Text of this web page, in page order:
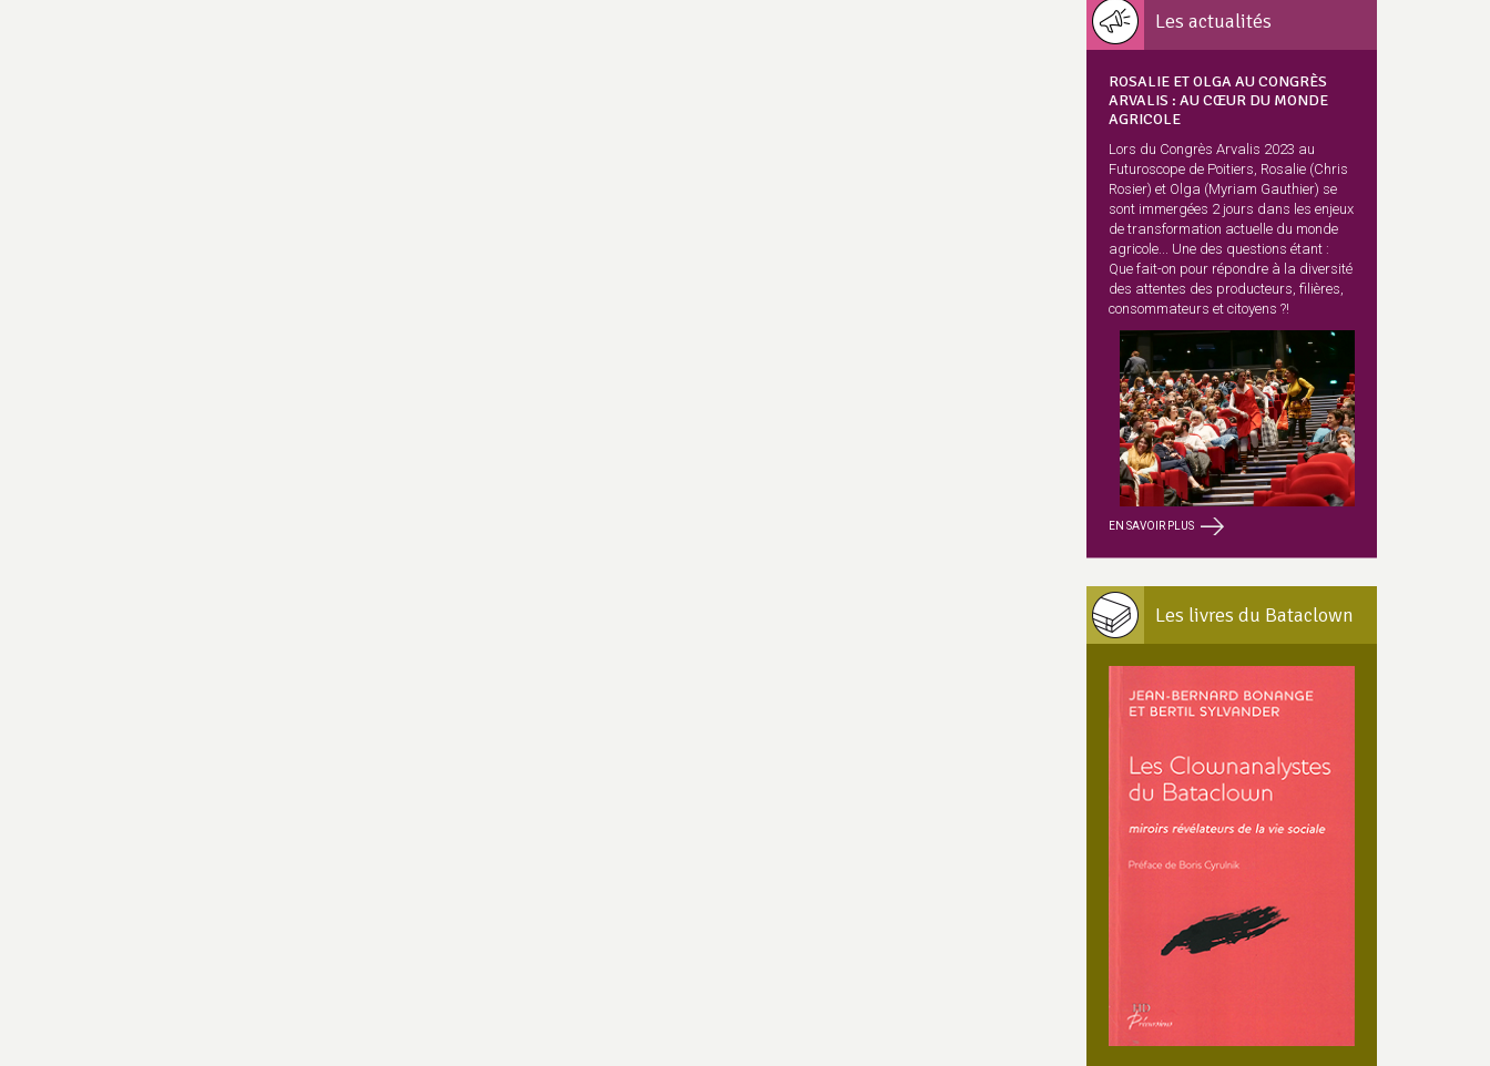
Les actualités
ROSALIE ET OLGA AU CONGRÈS
ARVALIS : AU CŒUR DU MONDE
AGRICOLE
Lors du Congrès Arvalis 2023 au
Futuroscope de Poitiers, Rosalie (Chris
Rosier) et Olga (Myriam Gauthier) se
sont immergées 2 jours dans les enjeux
de transformation actuelle du monde
agricole... Une des questions étant :
Que fait-on pour répondre à la diversité
des attentes des producteurs, filières,
consommateurs et citoyens ?!
EN SAVOIR PLUS
Les livres du Bataclown